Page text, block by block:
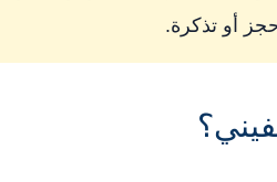
أو تذكرة.